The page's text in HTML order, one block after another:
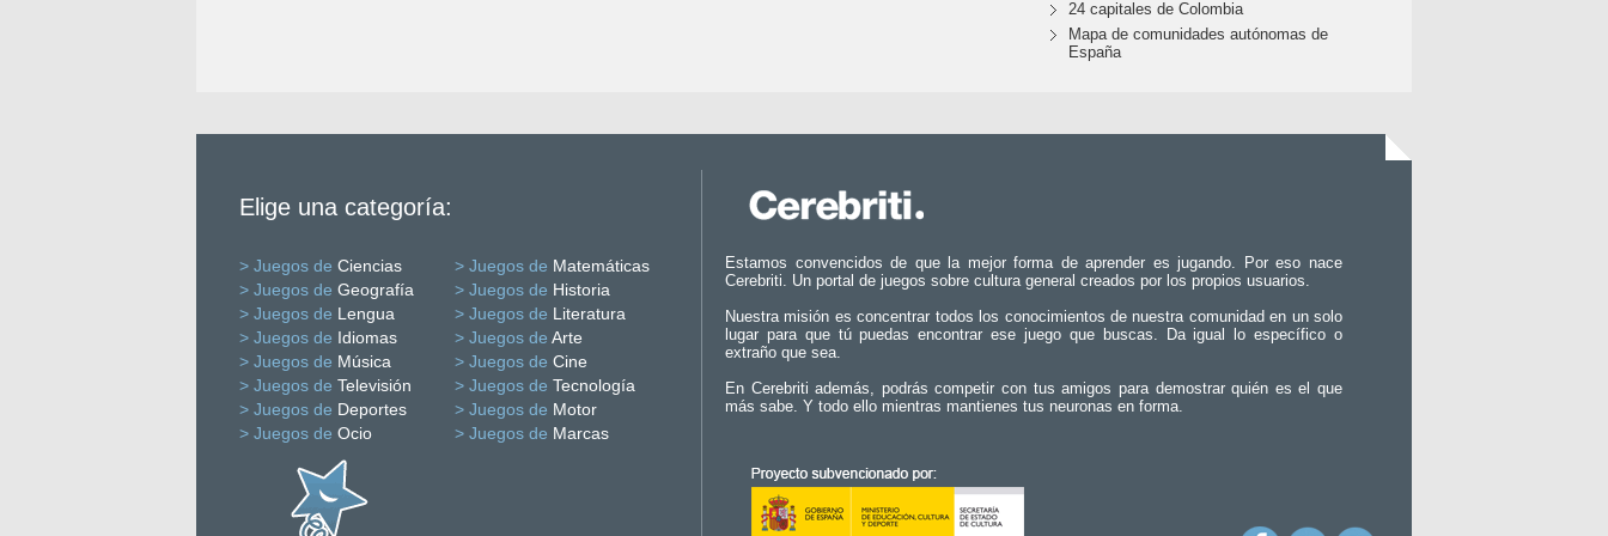
24 capitales de Colombia
Mapa de comunidades autónomas de
España
Elige una categoría:
> Juegos de Ciencias > Juegos de Matemáticas
> Juegos de Geografía > Juegos de Historia
> Juegos de Lengua > Juegos de Literatura
> Juegos de Idiomas > Juegos de Arte
> Juegos de Música > Juegos de Cine
> Juegos de Televisión > Juegos de Tecnología
> Juegos de Deportes > Juegos de Motor
> Juegos de Ocio > Juegos de Marcas
Estamos convencidos de que la mejor forma de aprender es jugando. Por eso nace
Cerebriti. Un portal de juegos sobre cultura general creados por los propios usuarios.
Nuestra misión es concentrar todos los conocimientos de nuestra comunidad en un solo
lugar para que tú puedas encontrar ese juego que buscas. Da igual lo específico o
extraño que sea.
En Cerebriti además, podrás competir con tus amigos para demostrar quién es el que
más sabe. Y todo ello mientras mantienes tus neuronas en forma.